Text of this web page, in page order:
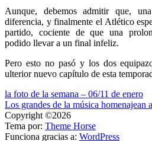
Aunque, debemos admitir que,
diferencia, y finalmente el Atlético
partido, cociente de que una
podido llevar a un final infeliz.
Pero esto no pasó y los dos
ulterior nuevo capítulo de esta
Navegación
de
entradas
la foto de la semana – 06/11 de enero
Los grandes de la música homenajean
Copyright ©2026
Tema por: Theme Horse
Funciona gracias a: WordPress